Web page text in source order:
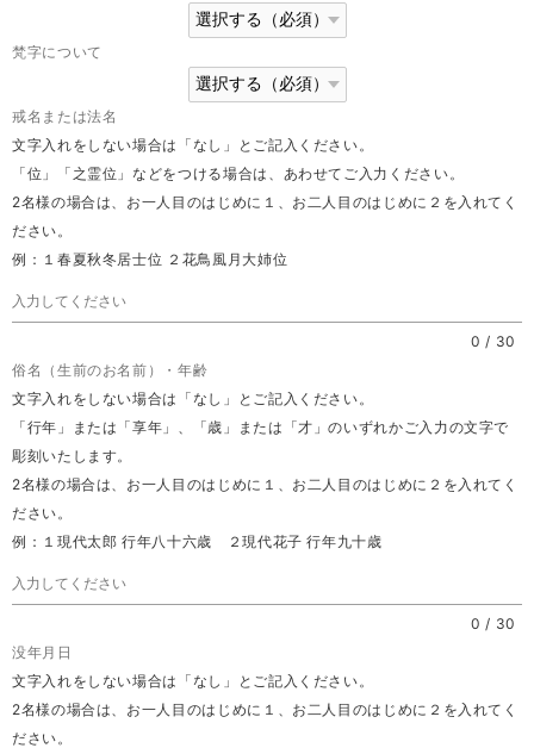
梵字について
戒名または法名
文字入れをしない場合は「なし」とご記入ください。
「位」「之霊位」などをつける場合は、あわせてご入力ください。
2名様の場合は、お一人目のはじめに１、お二人目のはじめに２を入れてく
ださい。
例：１春夏秋冬居士位 ２花鳥風月大姉位
0 / 30
俗名（生前のお名前）・年齢
文字入れをしない場合は「なし」とご記入ください。
「行年」または「享年」、「歳」または「才」のいずれかご入力の文字で
彫刻いたします。
2名様の場合は、お一人目のはじめに１、お二人目のはじめに２を入れてく
ださい。
例：１現代太郎 行年八十六歳 ２現代花子 行年九十歳
0 / 30
没年月日
文字入れをしない場合は「なし」とご記入ください。
2名様の場合は、お一人目のはじめに１、お二人目のはじめに２を入れてく
ださい。